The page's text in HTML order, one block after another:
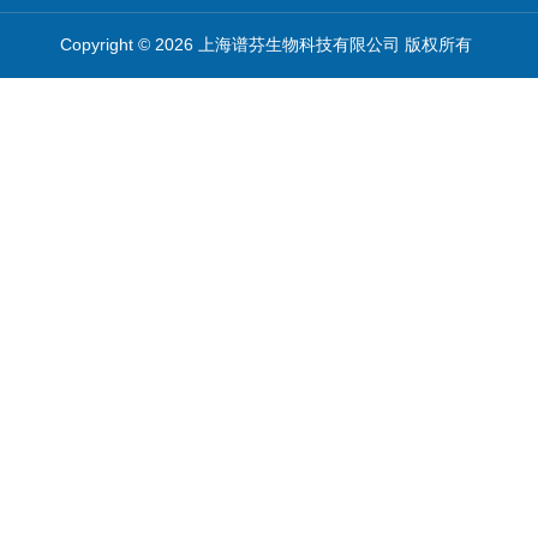
Copyright © 2026 上海谱芬生物科技有限公司 版权所有